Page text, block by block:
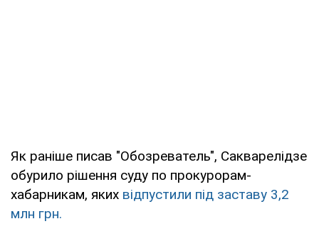
Як раніше писав "Обозреватель", Сакварелідзе
обурило рішення суду по прокурорам-
хабарникам, яких відпустили під заставу 3,2
млн грн.